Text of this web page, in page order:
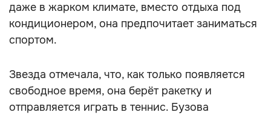
даже в жарком климате, вместо отдыха под
кондиционером, она предпочитает заниматься
спортом.
Звезда отмечала, что, как только появляется
свободное время, она берёт ракетку и
отправляется играть в теннис. Бузова